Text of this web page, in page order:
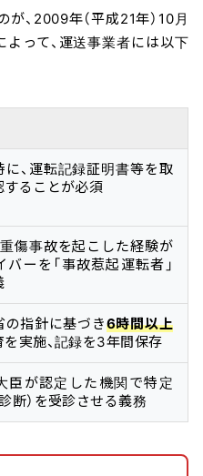
、2009年（平成21年）10月
って、運送事業者には以下
に、運転記録証明書等を取
することが必須
重傷事故を起こした経験が
バーを「事故惹起運転者」
の指針に基づき6時間以上
実施、記録を3年間保存
臣が認定した機関で特定
断）を受診させる義務